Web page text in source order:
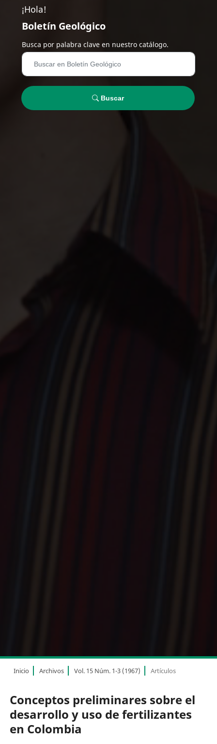
¡Hola!
Boletín Geológico
Busca por palabra clave en nuestro catálogo.
Buscar
Inicio Archivos Vol. 15 Núm. 1-3 (1967) Artículos
Conceptos preliminares sobre el
desarrollo y uso de fertilizantes
en Colombia